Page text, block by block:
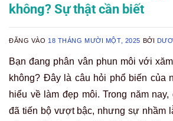
không? Sự thật cần biết
ĐĂNG VÀO 18 THÁNG MƯỜI MỘT, 2025 BỞI
Bạn đang phân vân phun môi với
không? Đây là câu hỏi phổ biến của
hiểu về làm đẹp môi. Trong năm
đã tiến bộ vượt bậc, nhưng sự nhầm